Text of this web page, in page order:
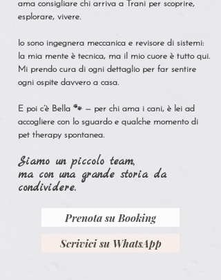
ama consigliare chi arriva a Trani per scoprire,
esplorare, vivere.
Io sono ingegnera meccanica e revisore di sistemi:
la mia mente è tecnica, ma il mio cuore è tutto qui.
Mi prendo cura di ogni dettaglio per far sentire
ogni ospite davvero a casa.
E poi c’è Bella 🐾 — per chi ama i cani, è lei ad
accogliere con lo sguardo e qualche momento di
pet therapy spontanea.
Siamo un piccolo team,
ma con una grande storia da
condividere.
Prenota su Booking
Scrivici su WhatsApp